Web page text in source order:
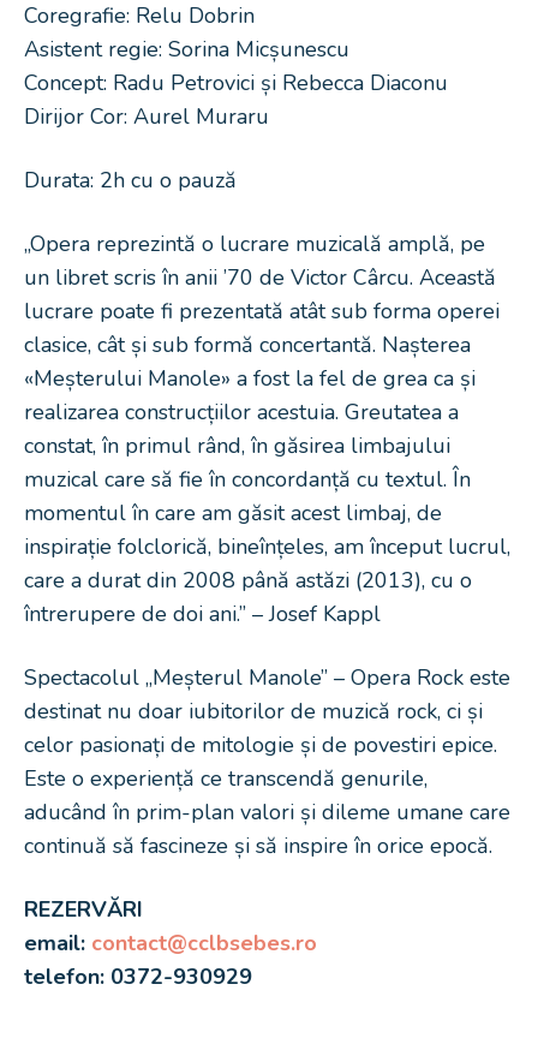
Coregrafie: Relu Dobrin
Asistent regie: Sorina Micșunescu
Concept: Radu Petrovici și Rebecca Diaconu
Dirijor Cor: Aurel Muraru
Durata: 2h cu o pauză
„Opera reprezintă o lucrare muzicală amplă, pe
un libret scris în anii ’70 de Victor Cârcu. Această
lucrare poate fi prezentată atât sub forma operei
clasice, cât și sub formă concertantă. Nașterea
«Meșterului Manole» a fost la fel de grea ca și
realizarea construcțiilor acestuia. Greutatea a
constat, în primul rând, în găsirea limbajului
muzical care să fie în concordanță cu textul. În
momentul în care am găsit acest limbaj, de
inspirație folclorică, bineînțeles, am început lucrul,
care a durat din 2008 până astăzi (2013), cu o
întrerupere de doi ani.” – Josef Kappl
Spectacolul „Meșterul Manole” – Opera Rock este
destinat nu doar iubitorilor de muzică rock, ci și
celor pasionați de mitologie și de povestiri epice.
Este o experiență ce transcendă genurile,
aducând în prim-plan valori și dileme umane care
continuă să fascineze și să inspire în orice epocă.
REZERVĂRI
email: contact@cclbsebes.ro
telefon: 0372-930929